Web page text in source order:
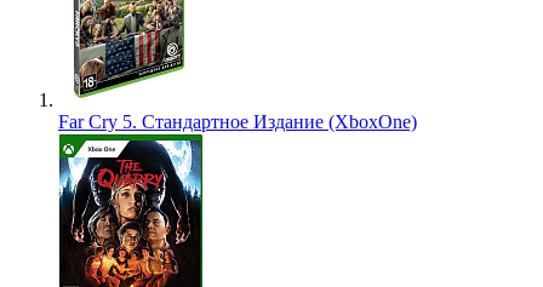
Far Cry 5. Стандартное Издание (XboxOne)